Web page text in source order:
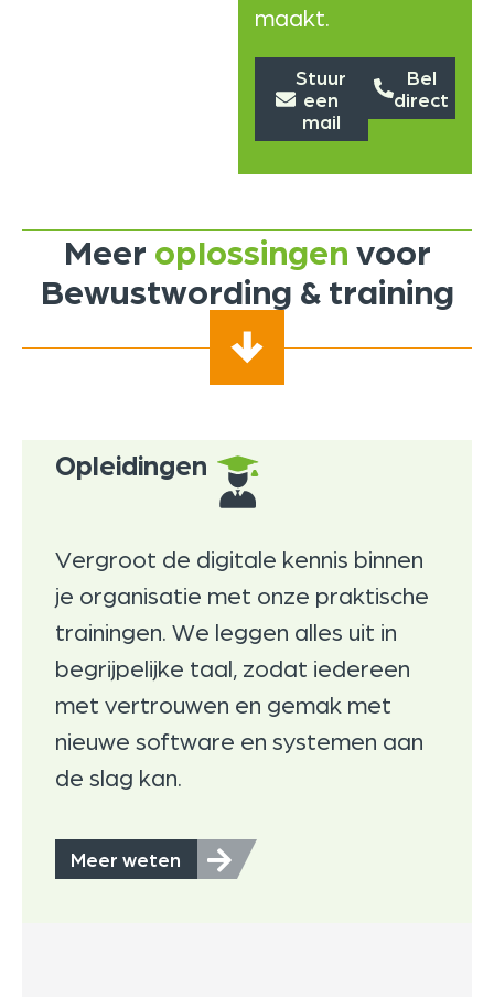
maakt.
Stuur
een
mail
Bel
direct
Meer oplossingenvoor
Bewustwording & training
Opleidingen
Vergroot de digitale kennis binnen
je organisatie met onze praktische
trainingen. We leggen alles uit in
begrijpelijke taal, zodat iedereen
met vertrouwen en gemak met
nieuwe software en systemen aan
de slag kan.
Meer weten